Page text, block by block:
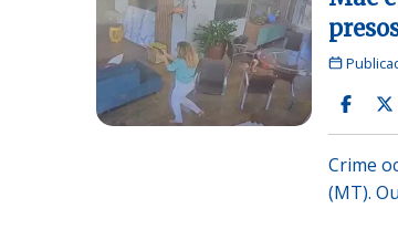
Crime
(MT).